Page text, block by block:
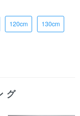
120cm 130cm
グ